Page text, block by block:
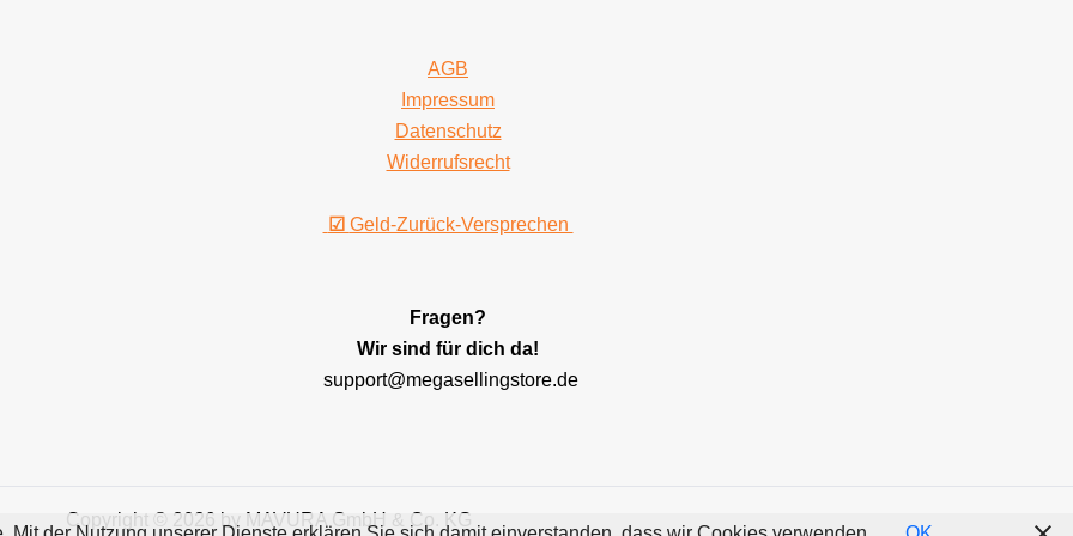
AGB
Impressum
Datenschutz
Widerrufsrecht
☑ Geld-Zurück-Versprechen
Fragen?
Wir sind für dich da!
support@megasellingstore.de
Copyright © 2026 by MAVURA GmbH & Co. KG